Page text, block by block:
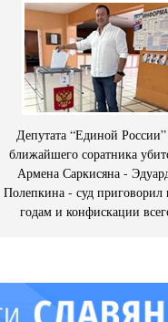
Депутата “Единой
ближайшего соратника
Армена Саркисяна -
Полепкина - суд приговорил
годам и конфискации